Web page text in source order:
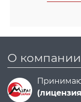
О компании